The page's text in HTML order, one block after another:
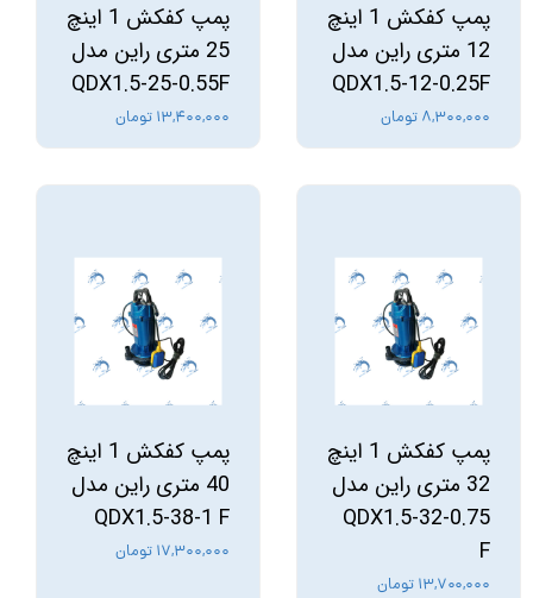
پمپ کفکش 1 اینچ
12 متری راین مدل
QDX1.5-12-0.25F
۸,۳۰۰,۰۰۰ تومان
پمپ کفکش 1 اینچ
25 متری راین مدل
QDX1.5-25-0.55F
۱۳,۴۰۰,۰۰۰ تومان
پمپ کفکش 1 اینچ
32 متری راین مدل
QDX1.5-32-0.75
F
۱۳,۷۰۰,۰۰۰ تومان
پمپ کفکش 1 اینچ
40 متری راین مدل
QDX1.5-38-1 F
۱۷,۳۰۰,۰۰۰ تومان